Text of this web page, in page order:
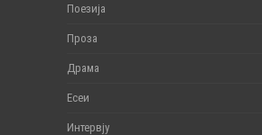
Поезија
Проза
Драма
Есеи
Интервју